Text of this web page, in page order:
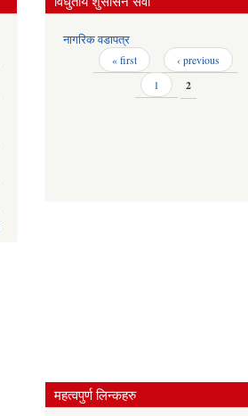
नागरिक वडापत्र
Pages « first
‹ previous
1
2
महत्वपुर्ण लिन्कहरु